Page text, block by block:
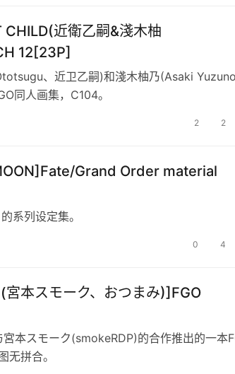
近衛乙嗣&淺木柚
12[23P]
、近卫乙嗣)和淺木柚乃(Asaki Yuzuno
同人画集，C104。
2 2
Grand Order material
系列设定集。
0 4
本スモーク、おつまみ)]FGO
本スモーク(smokeRDP)的合作推出的一本
无拼合。